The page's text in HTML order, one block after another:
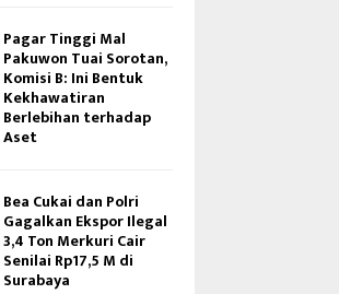
Pagar Tinggi Mal
Pakuwon Tuai Sorotan,
Komisi B: Ini Bentuk
Kekhawatiran
Berlebihan terhadap
Aset
Bea Cukai dan Polri
Gagalkan Ekspor Ilegal
3,4 Ton Merkuri Cair
Senilai Rp17,5 M di
Surabaya